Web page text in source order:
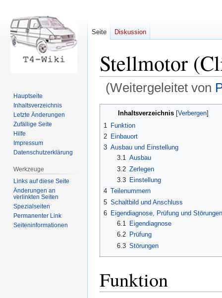
Stellmotor
(Weitergeleitet von
Inhaltsverzeichnis
1
Funktion
2 Einbauort
3 Ausbau und Einstellung
3.1 Ausbau
3.2 Zerlegen
3.3
Einstellung
4 Teilenummern
5 Schaltbild und Anschluss
6 Eigendiagnose, Prüfung und Störungen
6.1
Eigendiagnose
6.2
Prüfung
6.3 Störungen
Funktion
Seite Diskussion
Hauptseite
Inhaltsverzeichnis
Letzte Änderungen
Zufällige Seite
Hilfe
Impressum
Datenschutzerklärung
Werkzeuge
Links auf diese Seite
Änderungen an
verlinkten Seiten
Spezialseiten
Permanenter Link
Seiten­informationen